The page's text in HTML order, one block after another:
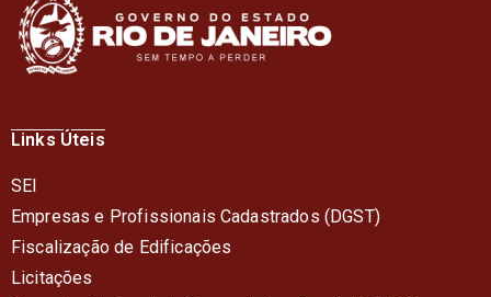
Links Úteis
SEI
Empresas e Profissionais Cadastrados (DGST)
Fiscalização de Edificações
Licitações